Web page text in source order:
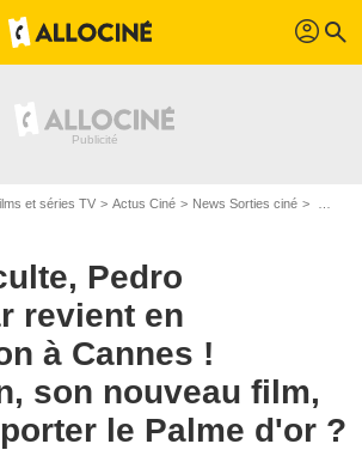
profil search
et séries TV Actus Ciné News Sorties ciné
Pedro
revient en
à Cannes !
son nouveau film,
le Palme d'or ?